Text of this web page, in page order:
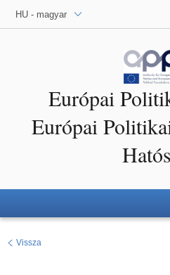
HU - magyar
Európai
Európai
Vissza